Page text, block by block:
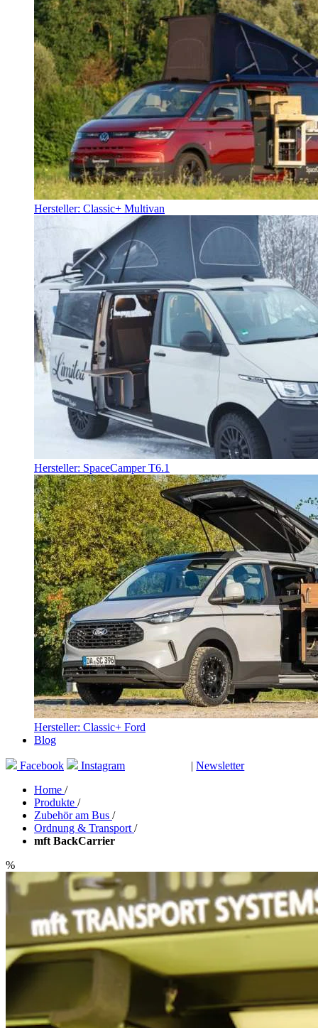
Hersteller: Classic+ Multivan
Hersteller: SpaceCamper T6.1
Hersteller: Classic+ Ford
Blog
Facebook Instagram | Newsletter
Home /
Produkte /
Zubehör am Bus /
Ordnung & Transport /
mft BackCarrier
%